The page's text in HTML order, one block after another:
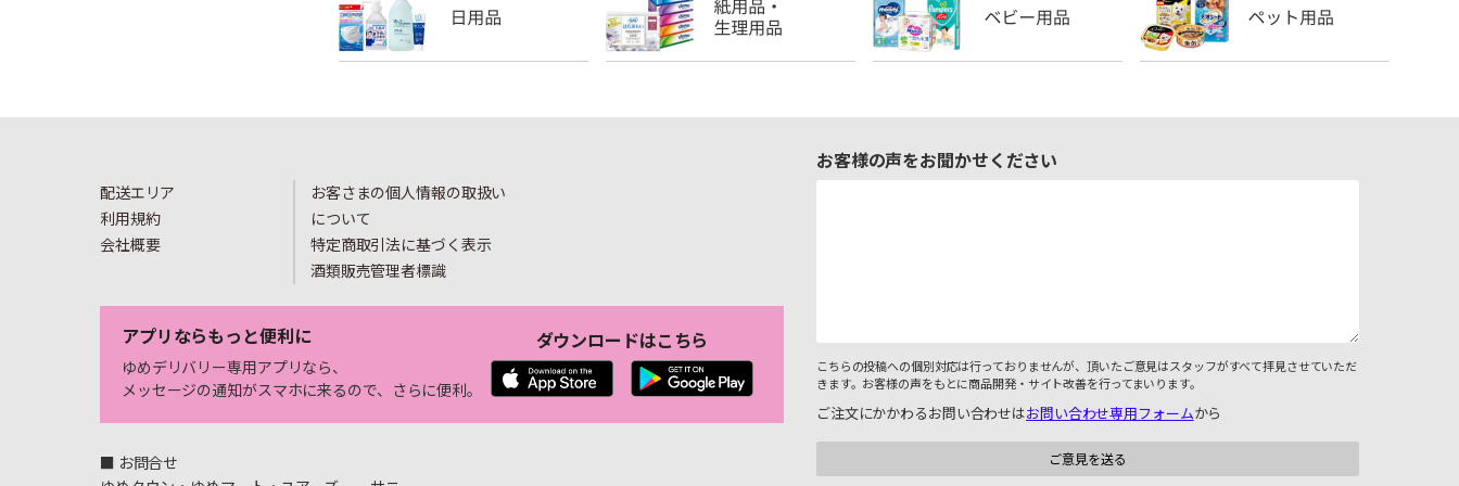
配送エリア
利用規約
会社概要
お客さまの個人情報の取扱い
について
特定商取引法に基づく表示
酒類販売管理者標識
アプリならもっと便利に
ゆめデリバリー専用アプリなら、
メッセージの通知がスマホに来るので、さらに便利。
ダウンロードはこちら
■ お問合せ
お客様の声をお聞かせください
こちらの投稿への個別対応は行っておりませんが、頂いたご意見はスタッフがすべて拝見させていただ
きます。お客様の声をもとに商品開発・サイト改善を行ってまいります。
ご注文にかかわるお問い合わせはお問い合わせ専用フォームから